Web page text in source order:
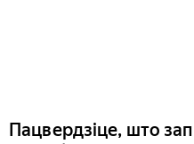
Пацвердзіце, што